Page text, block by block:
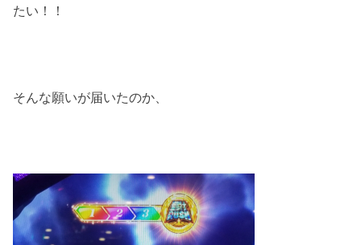
たい！！
そんな願いが届いたのか、